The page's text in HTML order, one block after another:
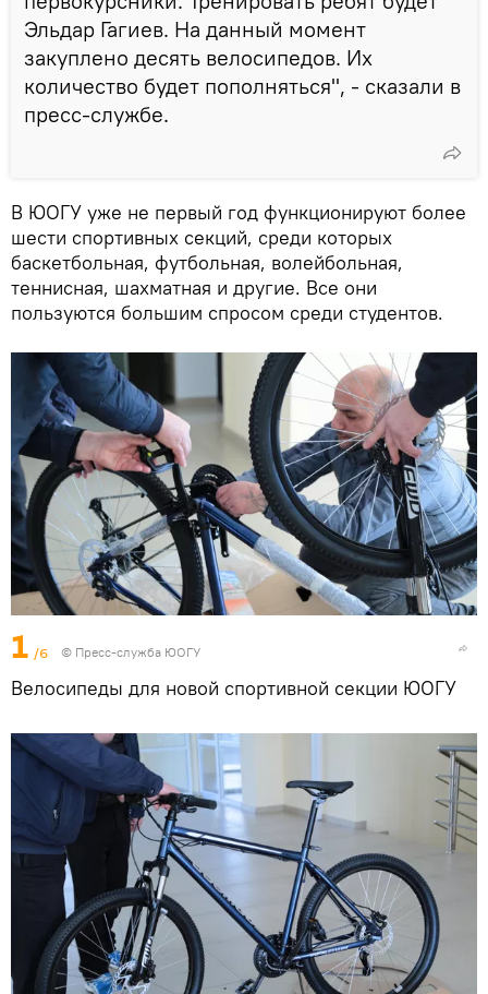
Эльдар Гагиев. На данный момент
закуплено десять велосипедов. Их
количество будет пополняться", - сказали в
пресс-службе.
В ЮОГУ уже не первый год функционируют более
шести спортивных секций, среди которых
баскетбольная, футбольная, волейбольная,
теннисная, шахматная и другие. Все они
пользуются большим спросом среди студентов.
1 /6 © Пресс-служба ЮОГУ
Велосипеды для новой спортивной секции ЮОГУ